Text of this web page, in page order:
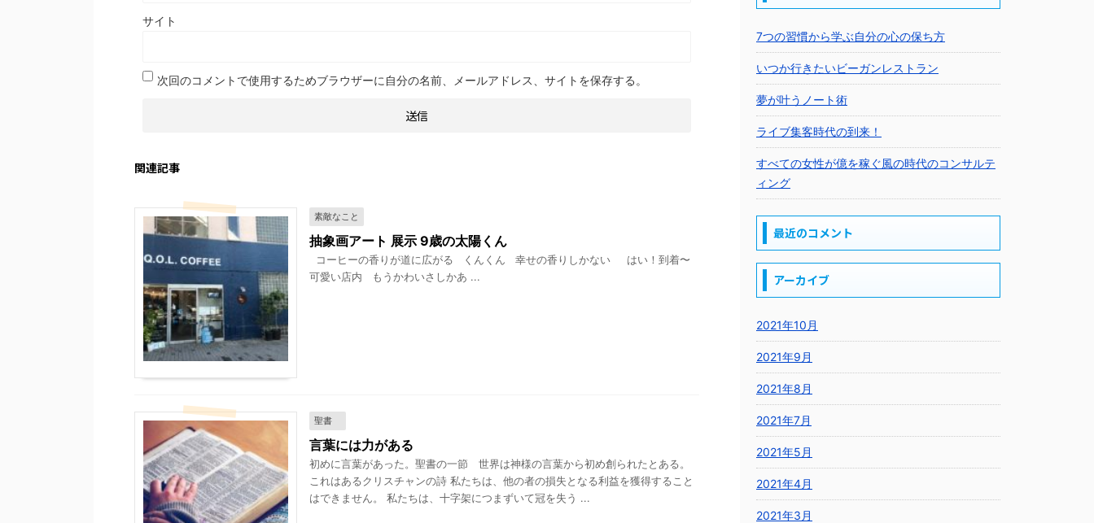
サイト
次回のコメントで使用するためブラウザーに自分の名前、メールアドレス、サイトを保存する。
関連記事
素敵なこと
抽象画アート 展示 9歳の太陽くん
コーヒーの香りが道に広がる くんくん 幸せの香りしかない はい！到着〜
可愛い店内 もうかわいさしかあ ...
聖書
言葉には力がある
初めに言葉があった。聖書の一節 世界は神様の言葉から初め創られたとある。
これはあるクリスチャンの詩 私たちは、他の者の損失となる利益を獲得すること
はできません。 私たちは、十字架につまずいて冠を失う ...
7つの習慣から学ぶ自分の心の保ち方
いつか行きたいビーガンレストラン
夢が叶うノート術
ライブ集客時代の到来！
すべての女性が億を稼ぐ風の時代のコンサルテ
ィング
最近のコメント
アーカイブ
2021年10月
2021年9月
2021年8月
2021年7月
2021年5月
2021年4月
2021年3月